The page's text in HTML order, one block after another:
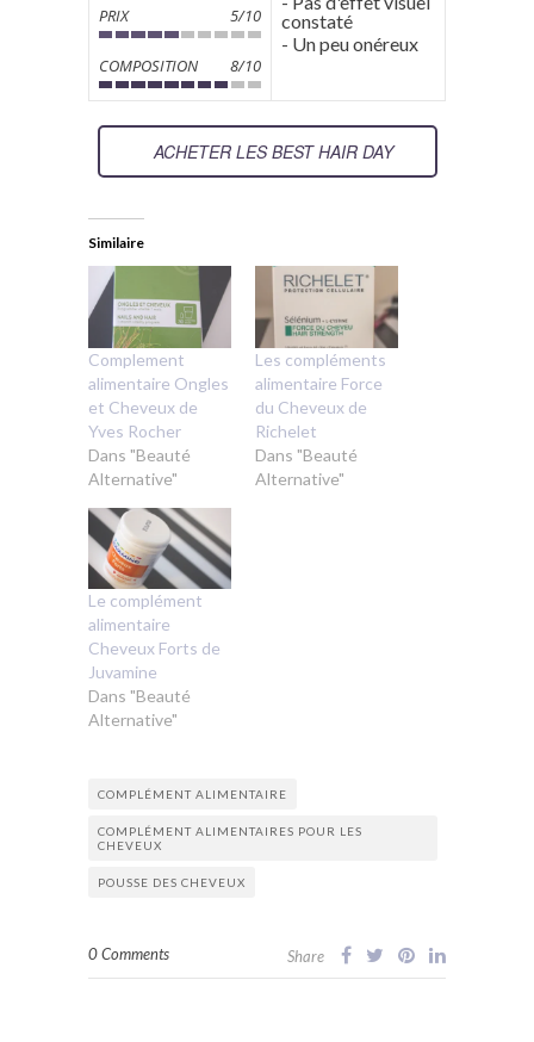
PRIX 5/10
COMPOSITION 8/10
constaté
- Un peu onéreux
ACHETER LES BEST HAIR DAY
Similaire
Complement
alimentaire Ongles
et Cheveux de
Yves Rocher
Dans "Beauté
Alternative"
Les compléments
alimentaire Force
du Cheveux de
Richelet
Dans "Beauté
Alternative"
Le complément
alimentaire
Cheveux Forts de
Juvamine
Dans "Beauté
Alternative"
COMPLÉMENT ALIMENTAIRE
COMPLÉMENT ALIMENTAIRES POUR LES
CHEVEUX
POUSSE DES CHEVEUX
0 Comments Share